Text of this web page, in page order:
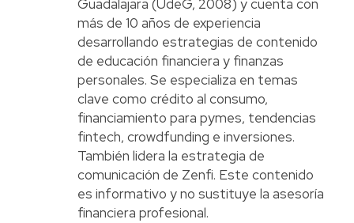
Guadalajara (UdeG, 2008) y cuenta con
más de 10 años de experiencia
desarrollando estrategias de contenido
de educación financiera y finanzas
personales. Se especializa en temas
clave como crédito al consumo,
financiamiento para pymes, tendencias
fintech, crowdfunding e inversiones.
También lidera la estrategia de
comunicación de Zenfi. Este contenido
es informativo y no sustituye la asesoría
financiera profesional.